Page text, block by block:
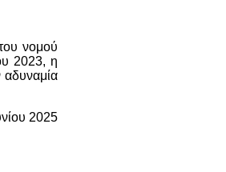
νομού
2023, η
αδυναμία
2025